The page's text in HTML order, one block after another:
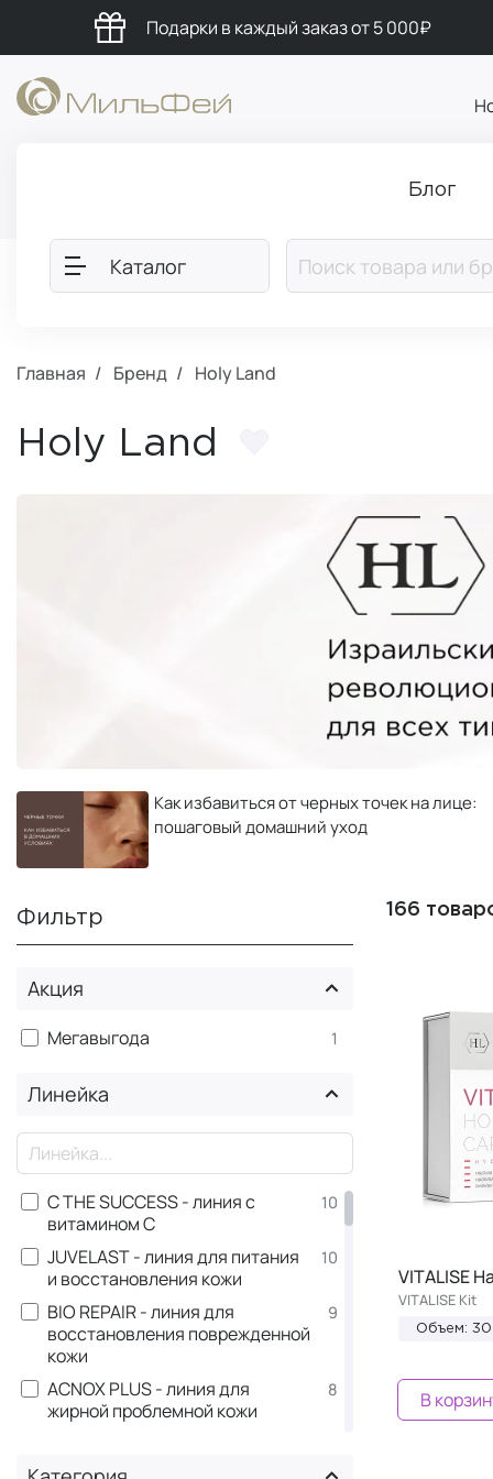
Подарки в каждый заказ от 5 000₽
Блог
Каталог
Главная Бренд Holy Land
Holy Land
Как избавиться от черных точек на лице:
пошаговый домашний уход
Фильтр
Акция
Мегавыгода 1
Линейка
C THE SUCCESS - линия с
витамином C
10
JUVELAST - линия для питания
и восстановления кожи
10
BIO REPAIR - линия для
восстановления поврежденной
кожи
9
ACNOX PLUS - линия для
жирной проблемной кожи
8
166
VITALISE
VITALISE Kit
Объем:
В